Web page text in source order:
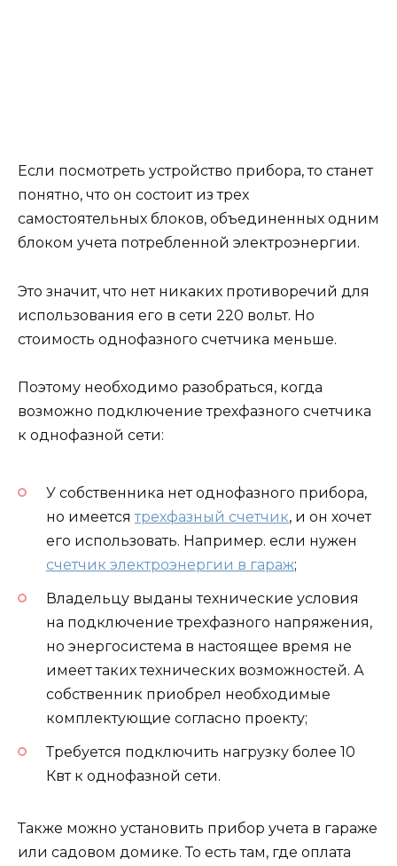
Если посмотреть устройство прибора, то станет
понятно, что он состоит из трех
самостоятельных блоков, объединенных одним
блоком учета потребленной электроэнергии.
Это значит, что нет никаких противоречий для
использования его в сети 220 вольт. Но
стоимость однофазного счетчика меньше.
Поэтому необходимо разобраться, когда
возможно подключение трехфазного счетчика
к однофазной сети:
У собственника нет однофазного прибора,
но имеетсятрехфазный счетчик, и он хочет
его использовать. Например. если нужен
счетчик электроэнергии в гараж;
Владельцу выданы технические условия
на подключение трехфазного напряжения,
но энергосистема в настоящее время не
имеет таких технических возможностей. А
собственник приобрел необходимые
комплектующие согласно проекту;
Требуется подключить нагрузку более 10
Квт к однофазной сети.
Также можно установить прибор учета в гараже
или садовом домике. То есть там, где оплата